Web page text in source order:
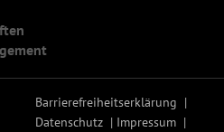
Barrierefreiheitserklärung
Datenschutz
Impressum